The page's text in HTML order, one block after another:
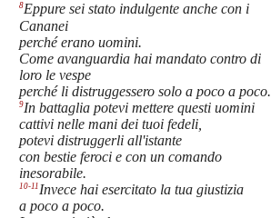
8Eppure sei stato indulgente anche con i
Cananei
perché erano uomini.
Come avanguardia hai mandato contro di
loro le vespe
perché li distruggessero solo a poco a poco.
9In battaglia potevi mettere questi uomini
cattivi nelle mani dei tuoi fedeli,
potevi distruggerli all'istante
con bestie feroci e con un comando
inesorabile.
10-11 Invece hai esercitato la tua giustizia
a poco a poco.